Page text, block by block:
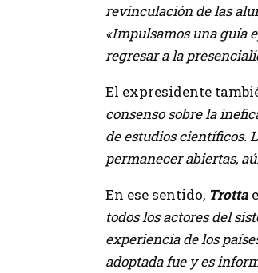
revinculación de las
«Impulsamos una guía
regresar a la
El expresidente
consenso sobre la
de estudios científicos.
permanecer abiertas,
En ese sentido, Trotta
todos los actores del
experiencia de los
adoptada fue y es